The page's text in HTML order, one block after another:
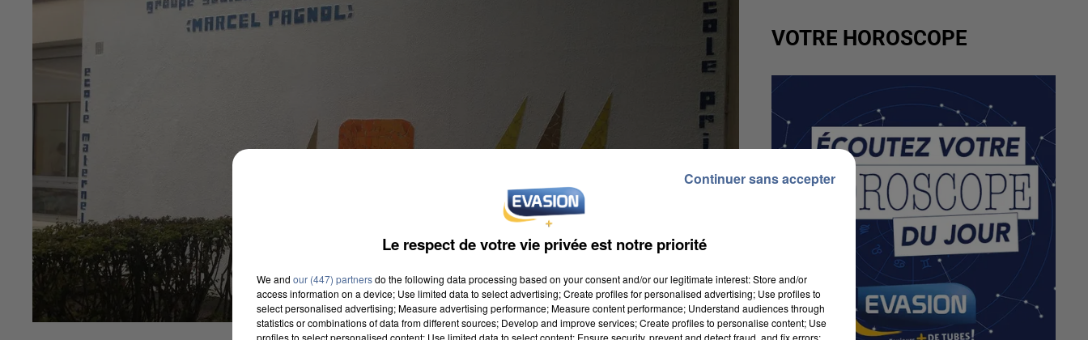
VOTRE HOROSCOPE
Le respect de votre vie privée est notre priorité
We and our (447) partnersdo the following data processing based on your consent and/or our legitimate interest: Store and/or
access information on a device; Use limited data to select advertising; Create profiles for personalised advertising; Use profiles to
select personalised advertising; Measure advertising performance; Measure content performance; Understand audiences through
statistics or combinations of data from different sources; Develop and improve services; Create profiles to personalise content; Use
profiles to select personalised content; Use limited data to select content; Ensure security, prevent and detect fraud, and fix errors;
Continuer sans accepter